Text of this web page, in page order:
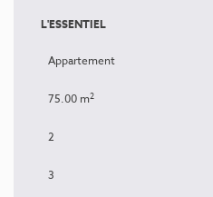
L'ESSENTIEL
Appartement
75.00 m2
2
3